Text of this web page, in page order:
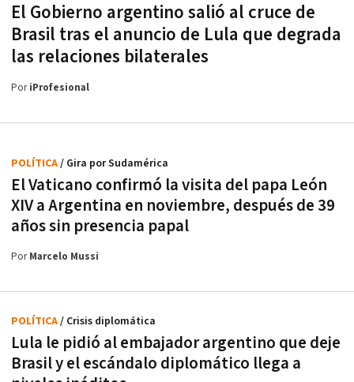
El Gobierno argentino salió al cruce de
Brasil tras el anuncio de Lula que degrada
las relaciones bilaterales
PoriProfesional
El Vaticano confirmó la visita del papa León
XIV a Argentina en noviembre, después de 39
años sin presencia papal
POLÍTICA/ Gira por Sudamérica
PorMarcelo Mussi
Lula le pidió al embajador argentino que deje
Brasil y el escándalo diplomático llega a
POLÍTICA/ Crisis diplomática